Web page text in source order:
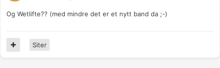
Og Wetlifte?? (med mindre det er et nytt band da ;-)
Siter